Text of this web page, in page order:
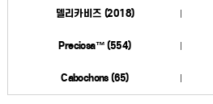
델리카비즈 (2018)
Preciosa™ (554)
Cabochons (65)